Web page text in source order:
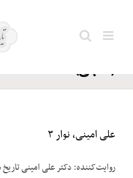
علینقی
(خاجی)
علی امینی، نوار ۳